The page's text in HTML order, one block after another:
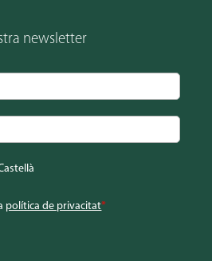
newsletter
política de privacitat*